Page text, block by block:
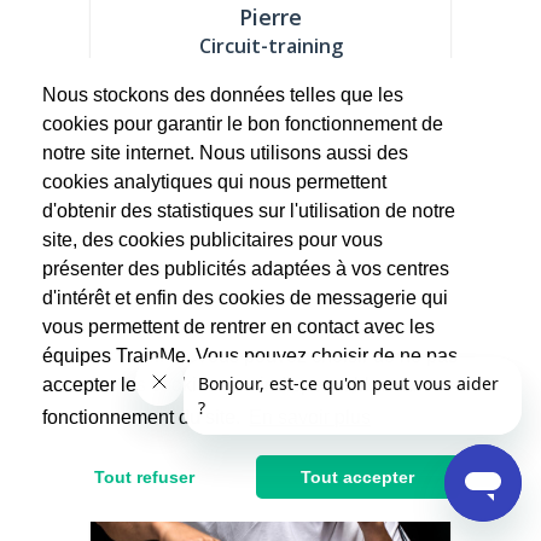
Pierre
Circuit-training
Sportif depuis mon plus jeune âge, j'ai
pratiqué le football au niveau régional, la...
65€ 32.5€
Après réduction d'impôts
Nous stockons des données telles que les
cookies pour garantir le bon fonctionnement de
notre site internet. Nous utilisons aussi des
cookies analytiques qui nous permettent
d'obtenir des statistiques sur l'utilisation de notre
site, des cookies publicitaires pour vous
présenter des publicités adaptées à vos centres
d'intérêt et enfin des cookies de messagerie qui
vous permettent de rentrer en contact avec les
équipes TrainMe. Vous pouvez choisir de ne pas
accepter les cookies non indispensables au
fonctionnement du site.
Tout refuser Tout accepter